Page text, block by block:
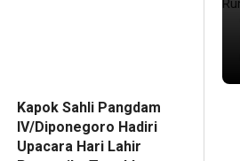
Kapok Sahli Pangdam
IV/Diponegoro Hadiri
Upacara Hari Lahir